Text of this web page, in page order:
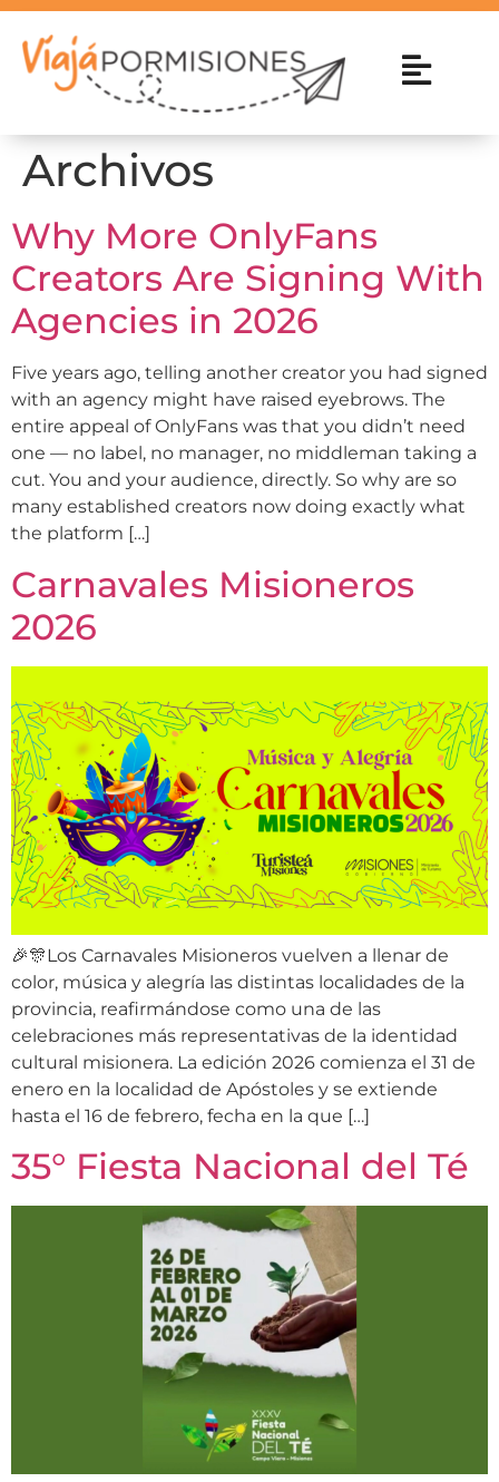
Archivos
Why More OnlyFans
Creators Are Signing With
Agencies in 2026
Five years ago, telling another creator you had signed
with an agency might have raised eyebrows. The
entire appeal of OnlyFans was that you didn’t need
one — no label, no manager, no middleman taking a
cut. You and your audience, directly. So why are so
many established creators now doing exactly what
the platform […]
Carnavales Misioneros
2026
🎉🎊Los Carnavales Misioneros vuelven a llenar de
color, música y alegría las distintas localidades de la
provincia, reafirmándose como una de las
celebraciones más representativas de la identidad
cultural misionera. La edición 2026 comienza el 31 de
enero en la localidad de Apóstoles y se extiende
hasta el 16 de febrero, fecha en la que […]
35° Fiesta Nacional del Té